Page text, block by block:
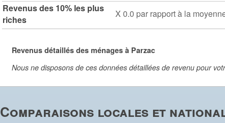
Revenus des 10% les plus
riches
X 0.0 par rapport à la
Revenus détaillés des ménages à Parzac
Nous ne disposons de ces données détaillées de revenu pour
Comparaisons locales et